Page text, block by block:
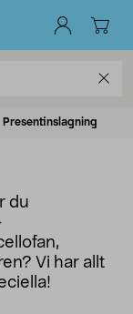
Presentinslagning
du
Vi har allt